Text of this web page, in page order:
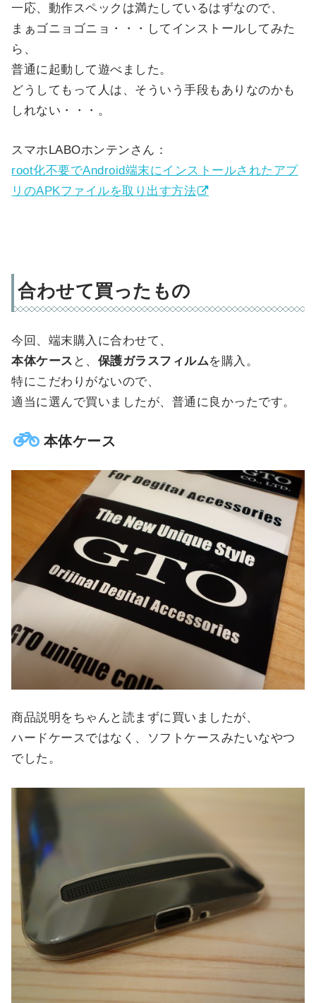
一応、動作スペックは満たしているはずなので、
まぁゴニョゴニョ・・・してインストールしてみた
ら、
普通に起動して遊べました。
どうしてもって人は、そういう手段もありなのかも
しれない・・・。
スマホLABOホンテンさん：
root化不要でAndroid端末にインストールされたアプ
リのAPKファイルを取り出す方法
合わせて買ったもの
今回、端末購入に合わせて、
本体ケース と、 保護ガラスフィルムを購入。
特にこだわりがないので、
適当に選んで買いましたが、普通に良かったです。
本体ケース
商品説明をちゃんと読まずに買いましたが、
ハードケースではなく、ソフトケースみたいなやつ
でした。